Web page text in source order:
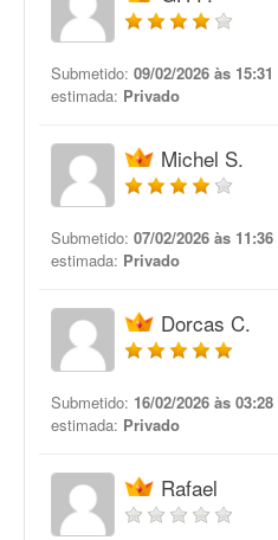
Submetido: 09/02/2026 às 15:31
estimada: Privado
Michel S.
Submetido: 07/02/2026 às 11:36
estimada: Privado
Dorcas C.
Submetido: 16/02/2026 às 03:28
estimada: Privado
Rafael